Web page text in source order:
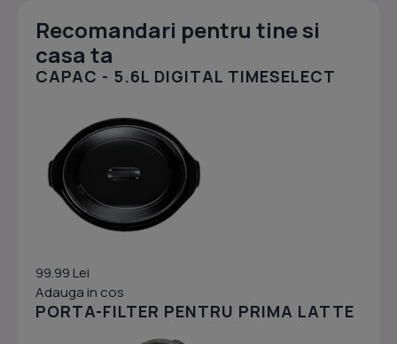
Recomandari pentru tine si
casa ta
CAPAC - 5.6L DIGITAL TIMESELECT
99.99 Lei
Adauga in cos
PORTA-FILTER PENTRU PRIMA LATTE